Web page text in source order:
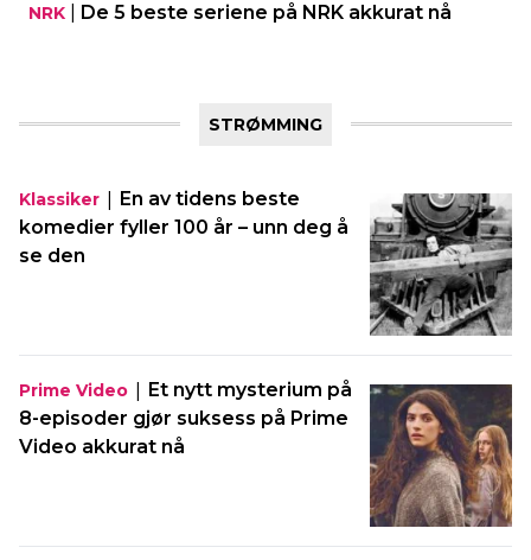
NRK De 5 beste seriene på NRK akkurat nå
STRØMMING
Klassiker | En av tidens beste
komedier fyller 100 år – unn deg å
se den
Prime Video | Et nytt mysterium på
8-episoder gjør suksess på Prime
Video akkurat nå